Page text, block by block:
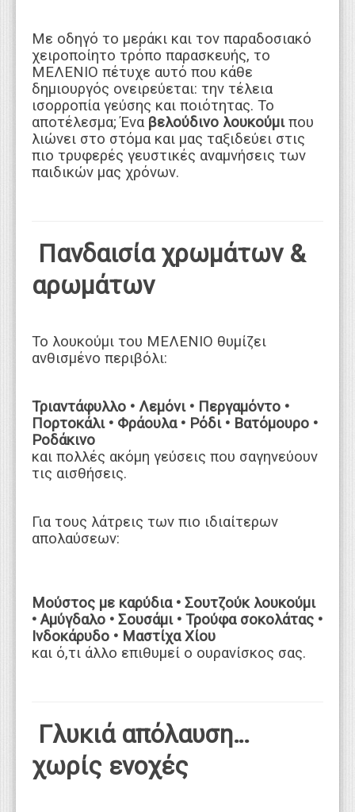
Με οδηγό το μεράκι και τον παραδοσιακό
χειροποίητο τρόπο παρασκευής, το
ΜΕΛΕΝΙΟ πέτυχε αυτό που κάθε
δημιουργός ονειρεύεται: την τέλεια
ισορροπία γεύσης και ποιότητας. Το
αποτέλεσμα; Ένα βελούδινο λουκούμιπου
λιώνει στο στόμα και μας ταξιδεύει στις
πιο τρυφερές γευστικές αναμνήσεις των
παιδικών μας χρόνων.
Πανδαισία χρωμάτων &
αρωμάτων
Το λουκούμι του ΜΕΛΕΝΙΟ θυμίζει
ανθισμένο περιβόλι:
Τριαντάφυλλο • Λεμόνι • Περγαμόντο •
Πορτοκάλι • Φράουλα • Ρόδι • Βατόμουρο •
Ροδάκινο
και πολλές ακόμη γεύσεις που σαγηνεύουν
τις αισθήσεις.
Για τους λάτρεις των πιο ιδιαίτερων
απολαύσεων:
Μούστος με καρύδια • Σουτζούκ λουκούμι
• Αμύγδαλο • Σουσάμι • Τρούφα σοκολάτας •
Ινδοκάρυδο • Μαστίχα Χίου
και ό,τι άλλο επιθυμεί ο ουρανίσκος σας.
Γλυκιά απόλαυση…
χωρίς ενοχές